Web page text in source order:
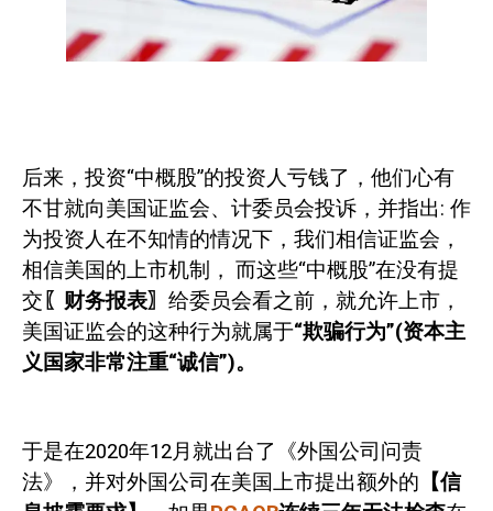
后来，投资“中概股”的投资人亏钱了，他们心有
不甘就向美国证监会、计委员会投诉，并指出: 作
为投资人在不知情的情况下，我们相信证监会，
相信美国的上市机制， 而这些“中概股”在没有提
交 〖财务报表〗 给委员会看之前，就允许上市，
美国证监会的这种行为就属于“欺骗行为”(资本主
义国家非常注重“诚信”)。
于是在2020年12月就出台了《外国公司问责
法》，并对外国公司在美国上市提出额外的 【信